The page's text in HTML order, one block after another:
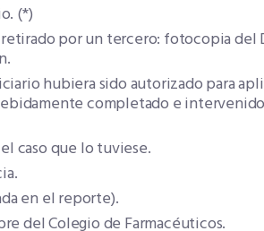
(*)
por un tercero: fotocopia del
hubiera sido autorizado para
completado e
caso que lo tuviese.
en el reporte).
del Colegio de Farmacéuticos.